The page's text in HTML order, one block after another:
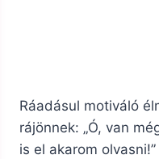
Ráadásul motiváló
rájönnek: „Ó, van
is el akarom olvasni!”